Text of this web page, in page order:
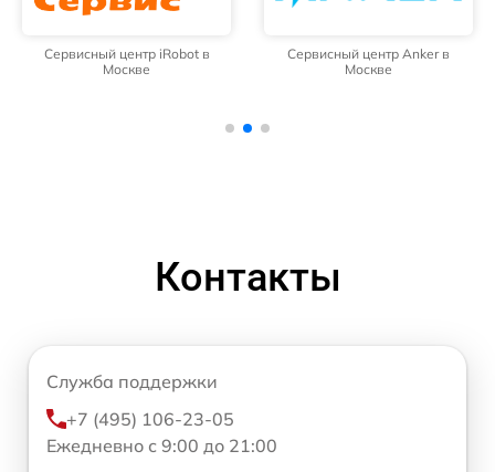
Сервисный центр iRobot в
Москве
Сервисный центр Anker в
Москве
Контакты
Служба поддержки
+7 (495) 106-23-05
Ежедневно с 9:00 до 21:00